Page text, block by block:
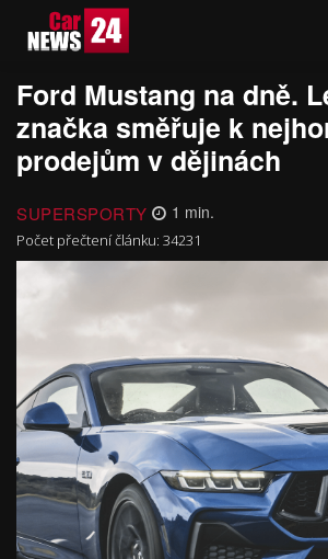
Ford Mustang na dně.
značka směřuje k
prodejům v dějinách
SUPERSPORTY 1 min.
Počet přečtení článku: 34231